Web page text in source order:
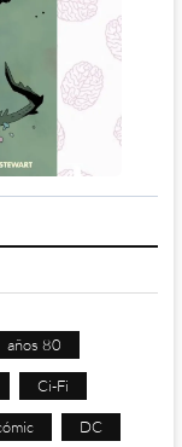
años 80
Ci-Fi
DC